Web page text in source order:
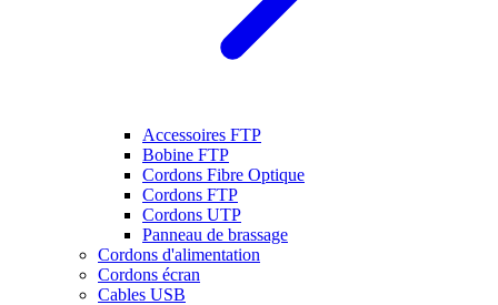
Accessoires FTP
Bobine FTP
Cordons Fibre Optique
Cordons FTP
Cordons UTP
Panneau de brassage
Cordons d'alimentation
Cordons écran
Cables USB